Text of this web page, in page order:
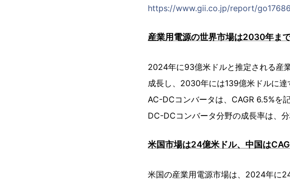
https://www.gii.co.jp/report/
産業用電源の世界市場は2030年ま
2024年に93億米ドルと推定される産
成長し、2030年には139億米ドルに
AC-DCコンバータは、CAGR 6.5%を
DC-DCコンバータ分野の成長率は、
米国市場は24億米ドル、中国は
米国の産業用電源市場は、2024年に